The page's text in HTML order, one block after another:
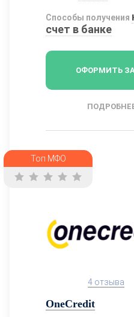
Способы получения
счет в банке
ОФОРМИТЬ
Топ МФО
4 отзыва
OneCredit